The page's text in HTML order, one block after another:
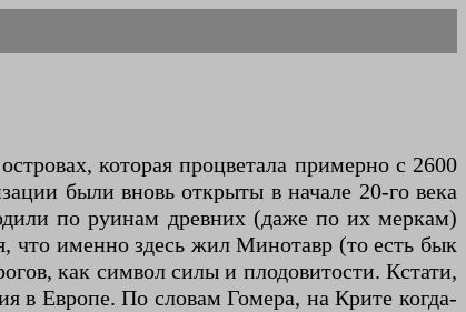
которая процветала примерно с 2600
были вновь открыты в начале 20-го века
по руинам древних (даже по их меркам)
что именно здесь жил Минотавр (то есть бык
как символ силы и плодовитости. Кстати,
в Европе. По словам Гомера, на Крите когда-